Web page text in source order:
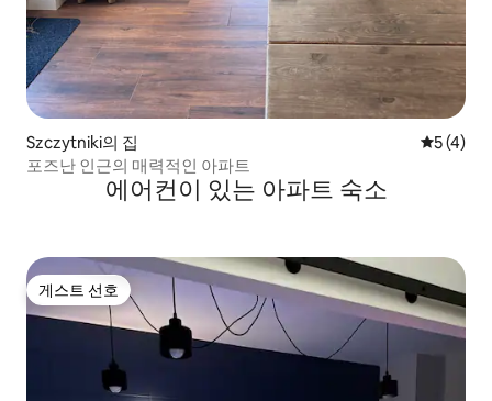
Szczytniki의 집 평점 5점
5 (4)
포즈난 인근의 매력적인 아파트
에어컨이 있는 아파트 숙소
게스트 선호
게스트 선호